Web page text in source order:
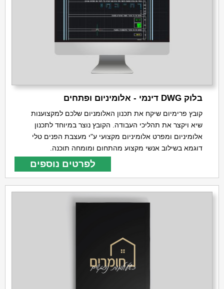
בלוק DWG דינמי - אלומיניום ופתחים
קובץ פרימיום שיקח את תכנון האלומניום שלכם למקצוענות
שיא ויקצר את תהליכי העבודה. הקובץ נוצר במיוחד לתכנון
אלומיניום ומפרט אלומיניום מקצועי ע"י מעצבת הפנים טלי
דוגמא בשילוב אנשי מקצוע מהתחום ומומחה תוכנה.
לפרטים נוספים